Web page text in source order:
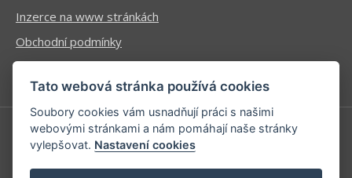
Inzerce na www stránkách
Obchodní podmínky
Ochrana osobních údajů
Příhlášení | Registrace
Kontaktní informace
Tato webová stránka používá cookies
Soubory cookies vám usnadňují práci s našimi
webovými stránkami a nám pomáhají naše stránky
vylepšovat. Nastavení cookies